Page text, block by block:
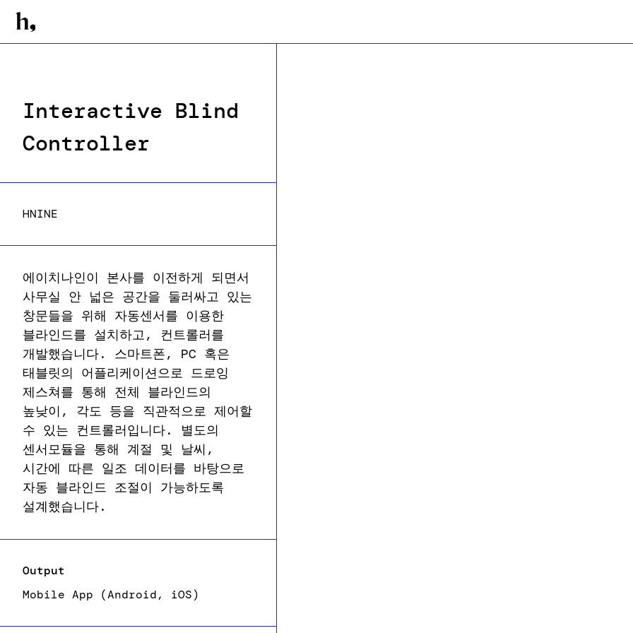
Interactive Blind
Controller
HNINE
에이치나인이 본사를 이전하게 되면서
사무실 안 넓은 공간을 둘러싸고 있는
창문들을 위해 자동센서를 이용한
블라인드를 설치하고, 컨트롤러를
개발했습니다. 스마트폰, PC 혹은
태블릿의 어플리케이션으로 드로잉
제스쳐를 통해 전체 블라인드의
높낮이, 각도 등을 직관적으로 제어할
수 있는 컨트롤러입니다. 별도의
센서모듈을 통해 계절 및 날씨,
시간에 따른 일조 데이터를 바탕으로
자동 블라인드 조절이 가능하도록
설계했습니다.
Output
Mobile App (Android, iOS)